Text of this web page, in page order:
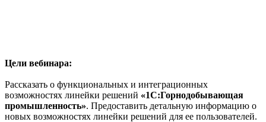
Цели вебинара:
Рассказать о функциональных и интеграционных
возможностях линейки решений «1С:Горнодобывающая
промышленность». Предоставить детальную информацию о
новых возможностях линейки решений для ее пользователей.